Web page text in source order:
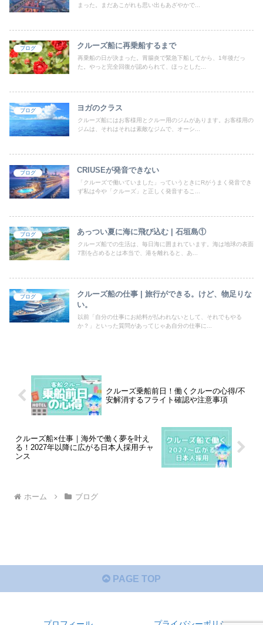
まった。まだあこがれも思い出もあざやかで...
ブログ クルーズ船に再乗船するまで
再乗船の日が決まった。胃腸炎で緊急下船してから、1年後だっ
た。やっと完全回復が認められて、ほっとした...
ブログ ヨガのクラス
クルーズ船にはお客様用とクルー用のジムがあります。お客様用の
ジムは、それはそれは素敵なジムで、オーシ...
ブログ CRIUSEが発音できない
「クルーズで働いていました」っていうときにRがうまく発音でき
ず私は今や「クルーズ」と正しく発音するこ...
ブログ あっつい夏に海に飛び込む | 石垣島①
クルーズ船での生活は、毎日海に囲まれています。海は地球の表面
7割を占めるとは本当で、港を離れると、あ...
ブログ
クルーズ船の仕事 | 旅行ができる。けど、物足りな
い。
以前「自分の仕事にお給料が払われないとして、それでもやる
か？」といった質問があってじゃあ自分の仕事に...
クルーズ乗船前日！働くクルーの心得/不
安解消するフライト確認や注意事項
クルーズ船×仕事｜海外で働く夢を叶え
る！2027年以降に広がる日本人採用チャ
ンス
ホーム ブログ
PAGE TOP